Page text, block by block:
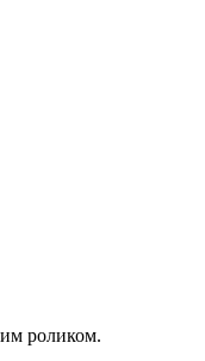
роликом.